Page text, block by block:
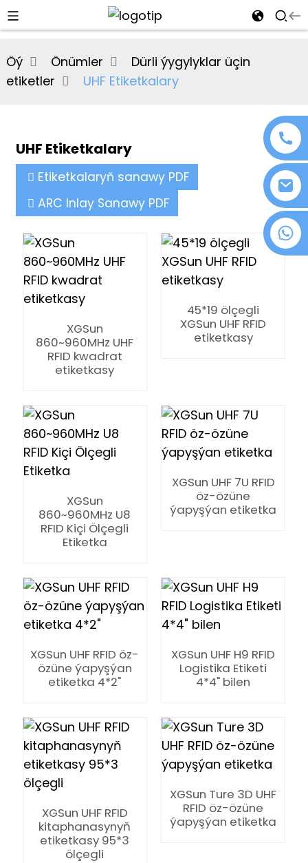
+86 18076372139
Öý Önümler
Dürli ýygylyklar üçin
etiketler
UHF Etiketkalary
UHF Etiketkalary
Etiketkalaryň sanawy PDF
ARC Inlay Sanawy PDF
XGSun
860~960MHz UHF
RFID kwadrat
etiketkasy
45*19 ölçegli
XGSun UHF RFID
etiketkasy
XGSun
860~960MHz U8
RFID Kiçi Ölçegli
Etiketka
XGSun UHF 7U RFID
öz-özüne
ýapyşýan etiketka
XGSun UHF RFID öz-
özüne ýapyşýan
etiketka 4*2"
XGSun UHF H9 RFID
Logistika Etiketi
4*4" bilen
XGSun UHF RFID
kitaphanasynyň
etiketkasy 95*3
ölçegli
XGSun Ture 3D UHF
RFID öz-özüne
ýapyşýan etiketka